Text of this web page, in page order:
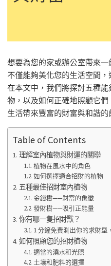
想要為您的家或辦公室帶來
不僅能夠美化您的生活空間
在本文中，我們將探討五種
物，以及如何正確地照顧它
生活帶來豐富的財富與和諧的
Table of Contents
理解室內植物與財運的關聯
植物在風水中的角色
如何選擇適合招財的植物
五種最佳招財室內植物
金錢樹——財富的象徵
發財樹——吸引正能量
你有哪一隻招財獸？
1 分鐘免費測出你的求財型
如何照顧您的招財植物
適當的澆水和光照
土壤和肥料的選擇